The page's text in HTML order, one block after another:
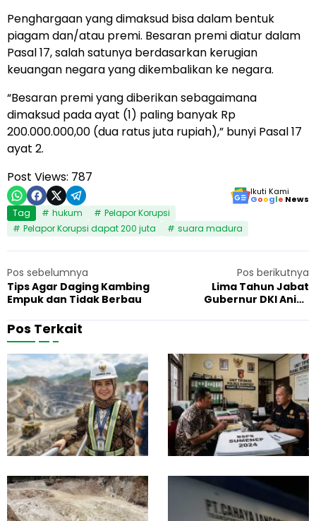
Penghargaan yang dimaksud bisa dalam bentuk
piagam dan/atau premi. Besaran premi diatur dalam
Pasal 17, salah satunya berdasarkan kerugian
keuangan negara yang dikembalikan ke negara.
“Besaran premi yang diberikan sebagaimana
dimaksud pada ayat (1) paling banyak Rp
200.000.000,00 (dua ratus juta rupiah),” bunyi Pasal 17
ayat 2.
Post Views: 787
Ikuti Kami
Google News
Tag hukum
Pelapor Korupsi
Pelapor Korupsi dapat 200 juta
suara madura
Pos sebelumnya
Tips Agar Daging Kambing
Empuk dan Tidak Berbau
Pos berikutnya
Lima Tahun Jabat
Gubernur DKI Anies
Masjid
Pos Terkait
Hukum
7 Juni 2026